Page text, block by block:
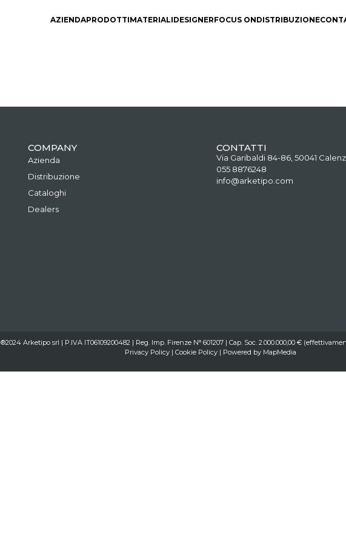
AZIENDAPRODOTTIMATERIALIDESIGNERFOCUS ONDISTRIBUZIONE
COMPANY
Azienda
Distribuzione
Cataloghi
Dealers
CONTATTI
Via Garibaldi 84-86, 50041
055 8876248
info@arketipo.com
®2024 Arketipo srl | P.IVA IT06109200482 | Reg. Imp. Firenze N° 601207 | Cap. Soc. 2.000.000,00 €
Privacy Policy| Cookie Policy| Powered by MapMedia